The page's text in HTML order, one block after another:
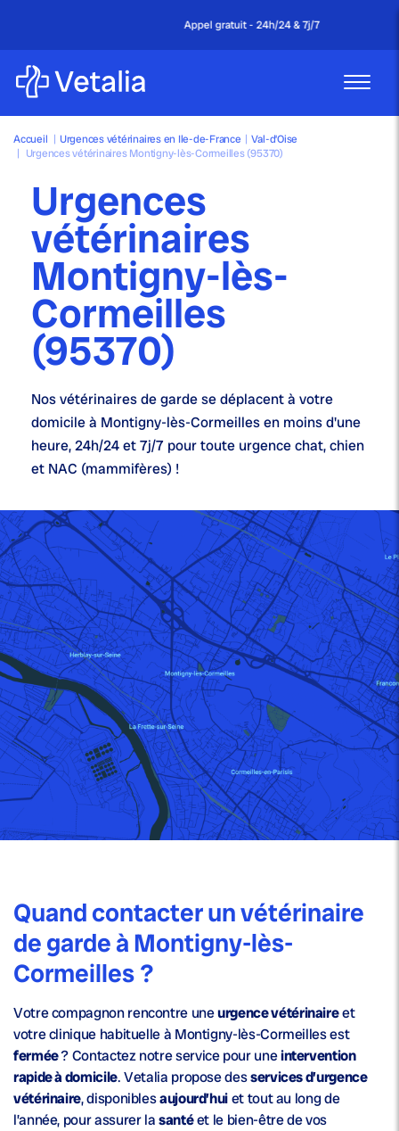
Appel gratuit - 24h/24 & 7j/7
Accueil | Urgences vétérinaires en Ile-de-France | Val-d’Oise
| Urgences vétérinaires Montigny-lès-Cormeilles (95370)
Urgences
vétérinaires
Montigny-lès-
Cormeilles
(95370)
Nosvétérinaires de gardese déplacent à votre
domicile à Montigny-lès-Cormeilles en moins d'une
heure,24h/24 et 7j/7 pour toute urgence chat, chien
et NAC (mammifères) !
Quand contacter un vétérinaire
de garde à Montigny-lès-
Cormeilles ?
Votre compagnon rencontre uneurgence vétérinaireet
votre clinique habituelle à Montigny-lès-Cormeilles est
fermée? Contactez notre service pour uneintervention
rapide à domicile. Vetalia propose desservices d’urgence
vétérinaire, disponiblesaujourd’huiet tout au long de
l’année, pour assurer lasantéet le bien-être de vos